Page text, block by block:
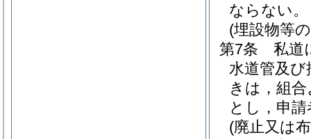
ならない。
(埋設物等
第7条
私道
水道管及
きは，組
とし，申
(廃止又は